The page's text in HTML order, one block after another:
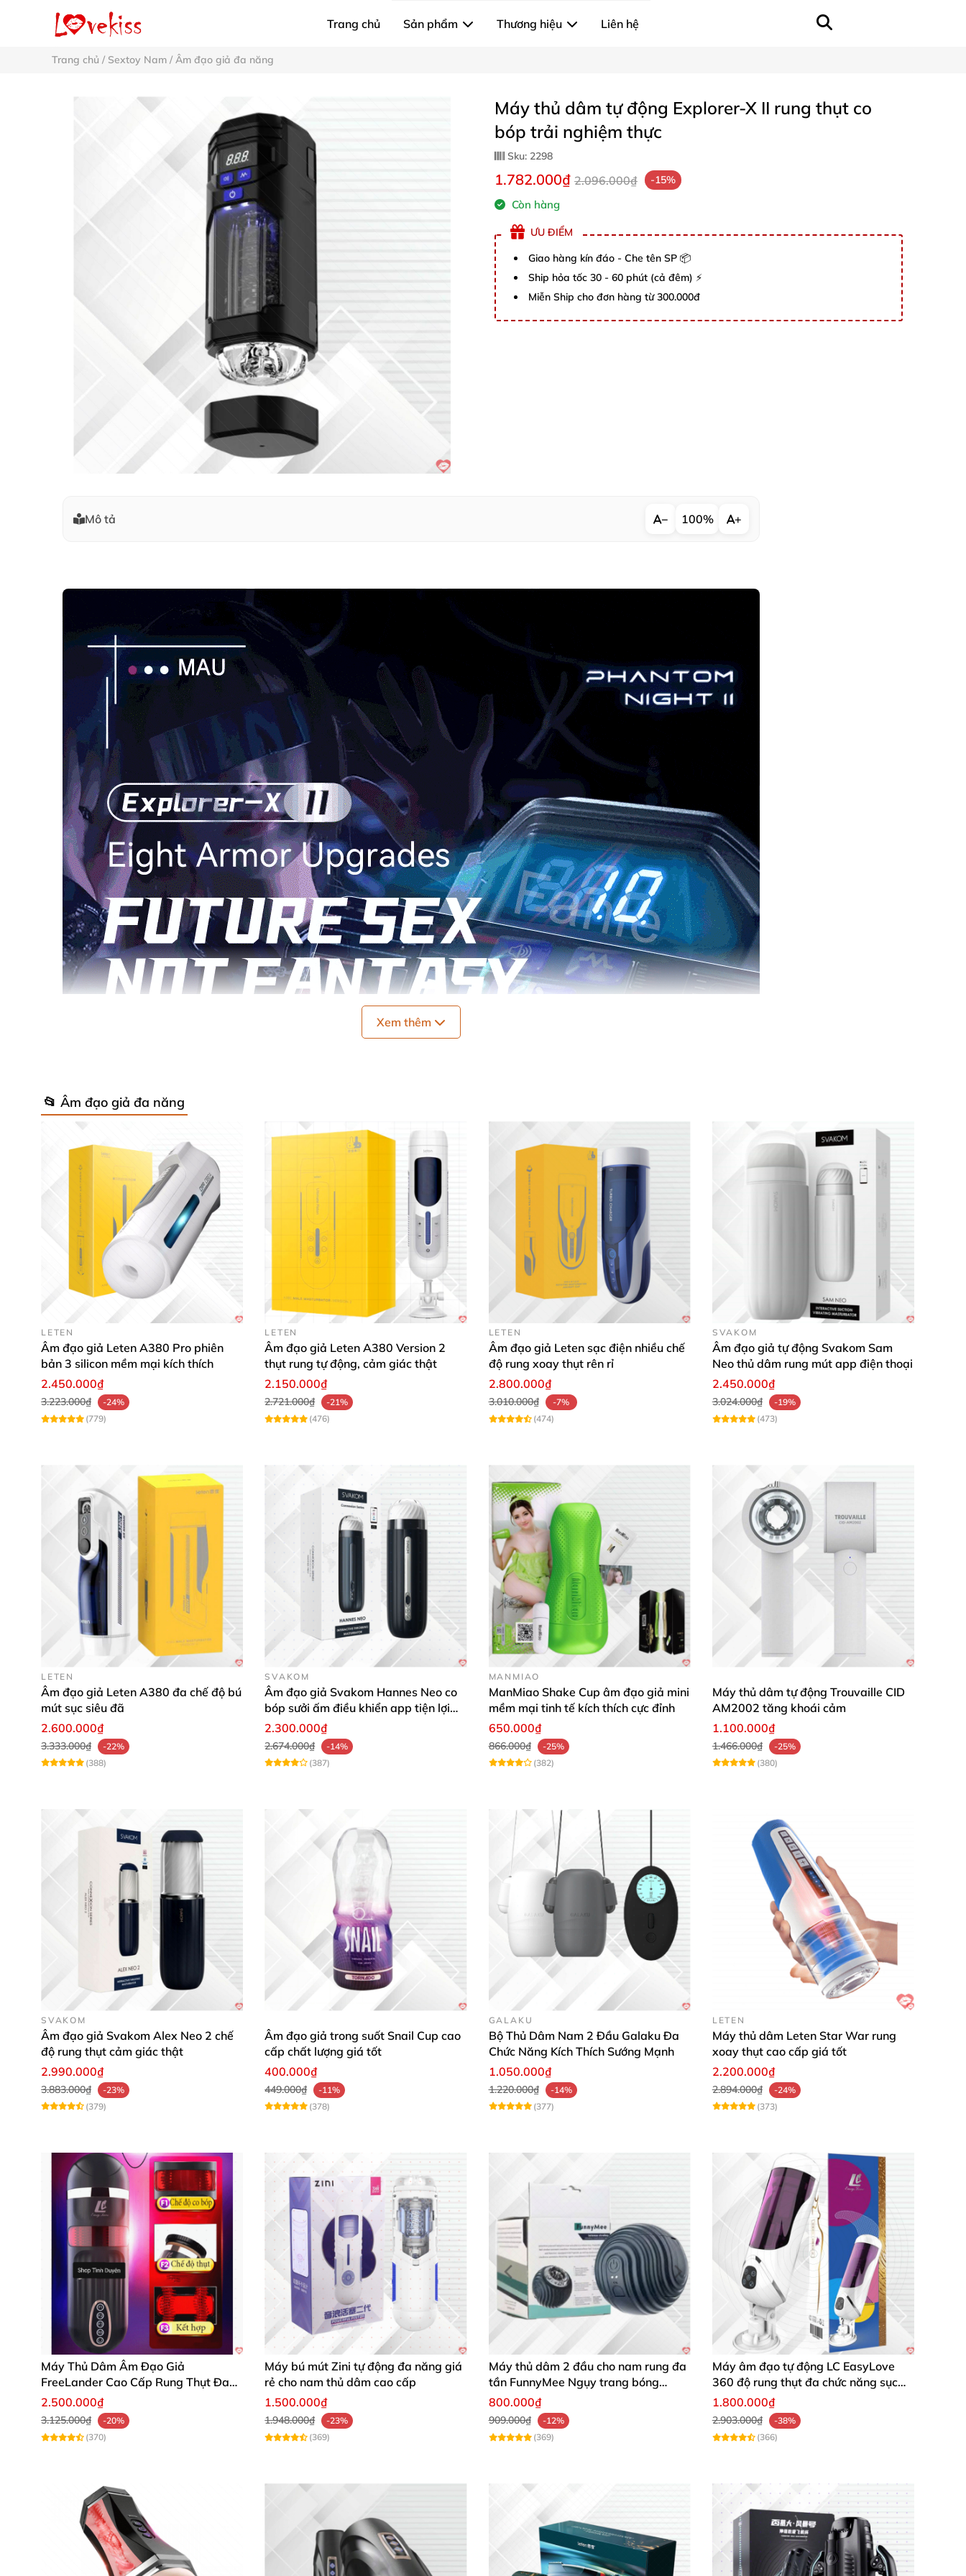
Trang chủ Sản phẩm Thương hiệu Liên hệ
Trang chủ / Sextoy Nam / Âm đạo giả đa năng
Máy thủ dâm tự động Explorer-X II rung thụt co
bóp trải nghiệm thực
Sku: 2298
1.782.000₫ 2.096.000₫ -15%
Còn hàng
ƯU ĐIỂM
Giao hàng kín đáo - Che tên SP 📦
Ship hỏa tốc 30 - 60 phút (cả đêm) ⚡
Miễn Ship cho đơn hàng từ 300.000đ
Mô tả − 100% +
Xem thêm
📂 Âm đạo giả đa năng
LETEN
Âm đạo giả Leten A380 Pro phiên
bản 3 silicon mềm mại kích thích
2.450.000₫
3.223.000₫
-24%
(779)
LETEN
Âm đạo giả Leten A380 Version 2
thụt rung tự động, cảm giác thật
2.150.000₫
2.721.000₫
-21%
(476)
LETEN
Âm đạo giả Leten sạc điện nhiều chế
độ rung xoay thụt rên rỉ
2.800.000₫
3.010.000₫
-7%
(474)
SVAKOM
Âm đạo giả tự động Svakom Sam
Neo thủ dâm rung mút app điện thoại
2.450.000₫
3.024.000₫
-19%
(473)
LETEN
Âm đạo giả Leten A380 đa chế độ bú
mút sục siêu đã
2.600.000₫
3.333.000₫
-22%
(388)
SVAKOM
Âm đạo giả Svakom Hannes Neo co
bóp sưởi ấm điều khiển app tiện lợi
kích thích mạnh mẽ
2.300.000₫
2.674.000₫
-14%
(387)
MANMIAO
ManMiao Shake Cup âm đạo giả mini
mềm mại tinh tế kích thích cực đỉnh
650.000₫
866.000₫
-25%
(382)
Máy thủ dâm tự động Trouvaille CID
AM2002 tăng khoái cảm
1.100.000₫
1.466.000₫
-25%
(380)
SVAKOM
Âm đạo giả Svakom Alex Neo 2 chế
độ rung thụt cảm giác thật
2.990.000₫
3.883.000₫
-23%
(379)
Âm đạo giả trong suốt Snail Cup cao
cấp chất lượng giá tốt
400.000₫
449.000₫
-11%
(378)
GALAKU
Bộ Thủ Dâm Nam 2 Đầu Galaku Đa
Chức Năng Kích Thích Sướng Mạnh
1.050.000₫
1.220.000₫
-14%
(377)
LETEN
Máy thủ dâm Leten Star War rung
xoay thụt cao cấp giá tốt
2.200.000₫
2.894.000₫
-24%
(373)
Máy Thủ Dâm Âm Đạo Giả
FreeLander Cao Cấp Rung Thụt Đa
Chức Năng
2.500.000₫
3.125.000₫
-20%
(370)
Máy bú mút Zini tự động đa năng giá
rẻ cho nam thủ dâm cao cấp
1.500.000₫
1.948.000₫
-23%
(369)
Máy thủ dâm 2 đầu cho nam rung đa
tần FunnyMee Ngụy trang bóng
Pokemon
800.000₫
909.000₫
-12%
(369)
Máy âm đạo tự động LC EasyLove
360 độ rung thụt đa chức năng sục
mạnh
1.800.000₫
2.903.000₫
-38%
(366)